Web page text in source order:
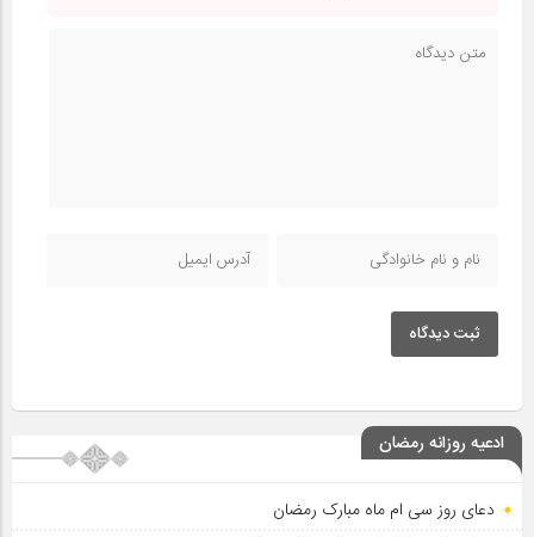
ثبت دیدگاه
ادعیه روزانه رمضان
دعای روز سی ام ماه مبارک رمضان